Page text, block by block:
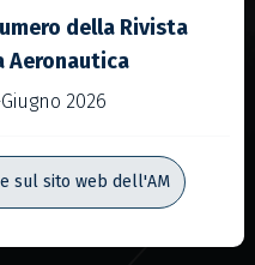
della Rivista
Aeronautica
2026
sul sito web dell'AM